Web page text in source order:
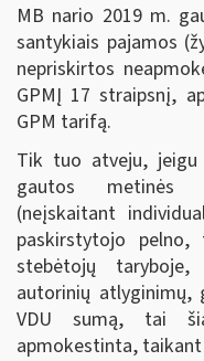
MB nario 2019 m.
santykiais pajamos
nepriskirtos
GPMĮ 17 straipsnį,
GPM tarifą.
Tik tuo atveju,
gautos metinės
(neįskaitant
paskirstytojo
stebėtojų
autorinių atlyginimų,
VDU sumą, tai
apmokestinta,